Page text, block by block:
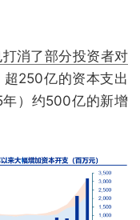
消了部分投资者对
超250亿的资本支出
）约500亿的新增